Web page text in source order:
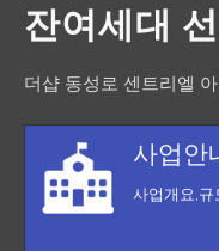
잔여세대
더샵 동성로 센트리엘
사업안
사업개요,규